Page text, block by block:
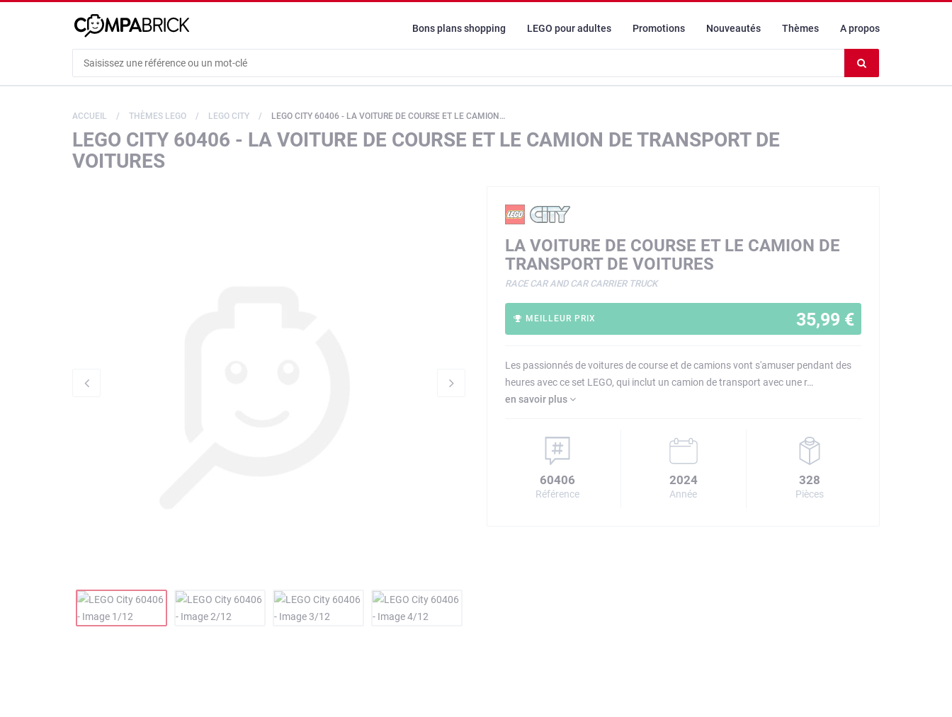
Bons plans shopping LEGO pour adultes Promotions Nouveautés Thèmes A propos
le
ACCUEIL THÈMES LEGO LEGO CITY LEGO CITY 60406 - LA VOITURE DE COURSE ET LE CAMION DE TRANSPORT DE VOITURES
LEGO CITY 60406 - LA VOITURE DE COURSE ET LE CAMION DE TRANSPORT DE
VOITURES
LA VOITURE DE COURSE ET LE CAMION DE
TRANSPORT DE VOITURES
RACE CAR AND CAR CARRIER TRUCK
35,99 €
MEILLEUR PRIX
Les passionnés de voitures de course et de camions vont s'amuser pendant des
heures avec ce set LEGO, qui inclut un camion de transport avec une r…
en savoir plus
60406
Référence
2024
Année
328
Pièces